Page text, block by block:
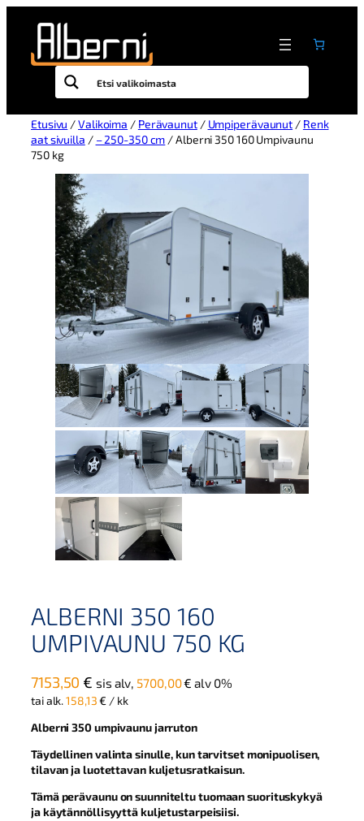
Etusivu /Valikoima / Perävaunut/ Umpiperävaunut / Renk
aat sivuilla / – 250-350 cm / Alberni 350 160 Umpivaunu
750 kg
ALBERNI 350 160
UMPIVAUNU 750 KG
7153,50 € sis alv, 5700,00€ alv 0%
tai alk.158,13€ / kk
Alberni 350 umpivaunu jarruton
Täydellinen valinta sinulle, kun tarvitset monipuolisen,
tilavan ja luotettavan kuljetusratkaisun.
Tämä perävaunu on suunniteltu tuomaan suorituskykyä
ja käytännöllisyyttä kuljetustarpeisiisi.